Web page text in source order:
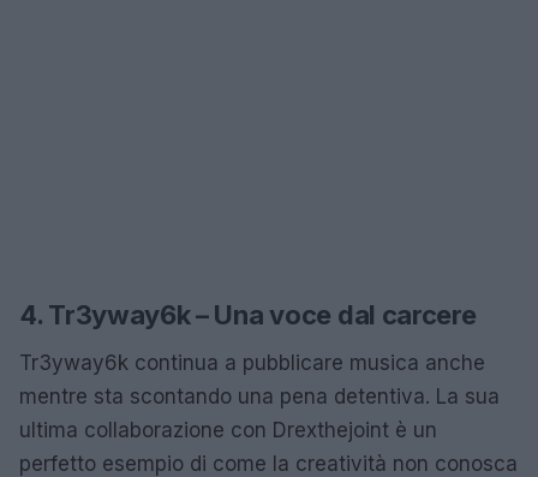
4. Tr3yway6k – Una voce dal carcere
Tr3yway6k continua a pubblicare musica anche
mentre sta scontando una pena detentiva. La sua
ultima collaborazione con Drexthejoint è un
perfetto esempio di come la creatività non conosca